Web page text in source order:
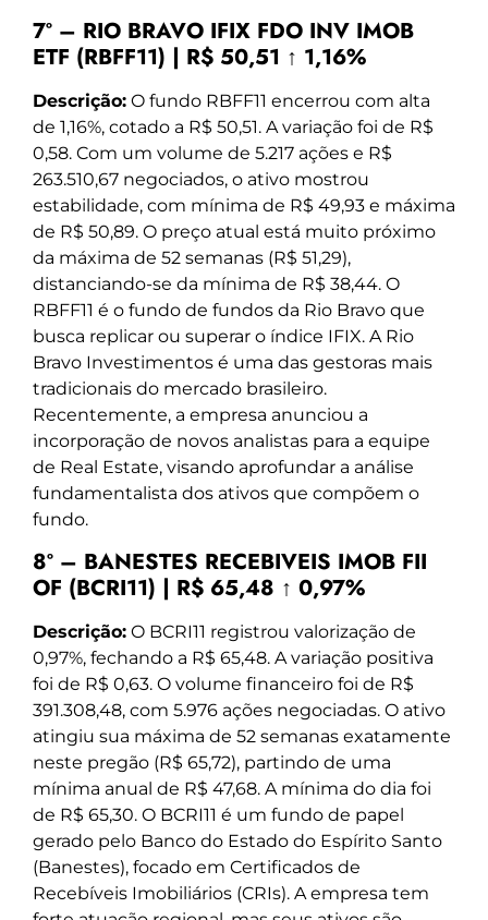
7º – RIO BRAVO IFIX FDO INV IMOB
ETF (RBFF11) | R$ 50,51 ↑ 1,16%
Descrição: O fundo RBFF11 encerrou com alta
de 1,16%, cotado a R$ 50,51. A variação foi de R$
0,58. Com um volume de 5.217 ações e R$
263.510,67 negociados, o ativo mostrou
estabilidade, com mínima de R$ 49,93 e máxima
de R$ 50,89. O preço atual está muito próximo
da máxima de 52 semanas (R$ 51,29),
distanciando-se da mínima de R$ 38,44. O
RBFF11 é o fundo de fundos da Rio Bravo que
busca replicar ou superar o índice IFIX. A Rio
Bravo Investimentos é uma das gestoras mais
tradicionais do mercado brasileiro.
Recentemente, a empresa anunciou a
incorporação de novos analistas para a equipe
de Real Estate, visando aprofundar a análise
fundamentalista dos ativos que compõem o
fundo.
8º – BANESTES RECEBIVEIS IMOB FII
OF (BCRI11) | R$ 65,48 ↑ 0,97%
Descrição: O BCRI11 registrou valorização de
0,97%, fechando a R$ 65,48. A variação positiva
foi de R$ 0,63. O volume financeiro foi de R$
391.308,48, com 5.976 ações negociadas. O ativo
atingiu sua máxima de 52 semanas exatamente
neste pregão (R$ 65,72), partindo de uma
mínima anual de R$ 47,68. A mínima do dia foi
de R$ 65,30. O BCRI11 é um fundo de papel
gerado pelo Banco do Estado do Espírito Santo
(Banestes), focado em Certificados de
Recebíveis Imobiliários (CRIs). A empresa tem